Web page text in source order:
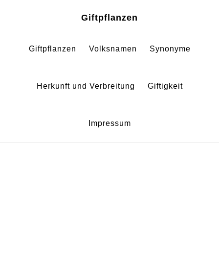
springen
springen
Giftpflanzen
Giftpflanzen Volksnamen Synonyme
Herkunft und Verbreitung Giftigkeit
Impressum